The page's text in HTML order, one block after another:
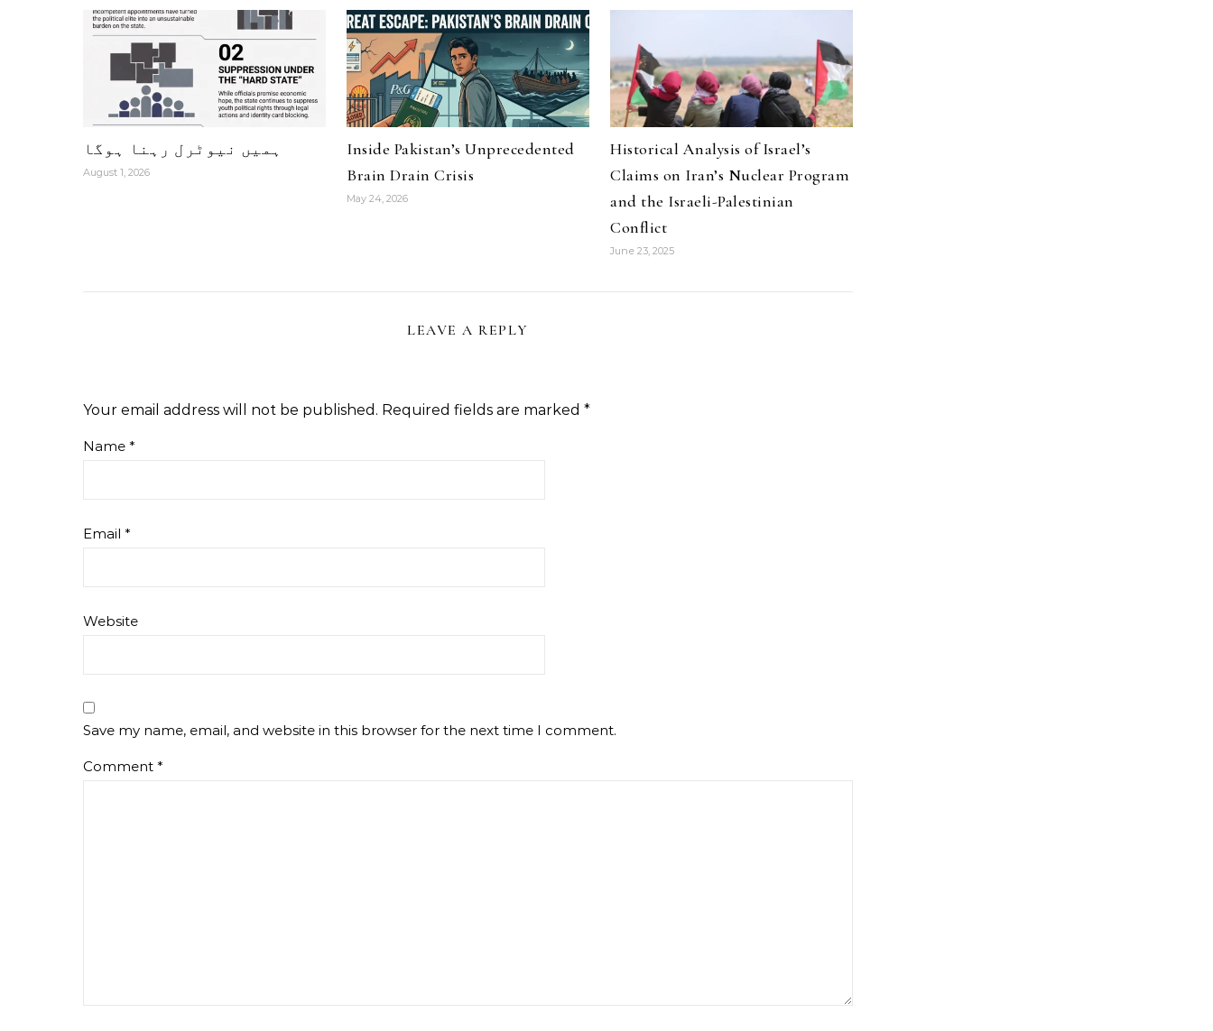
ہمیں نیوٹرل رہنا ہوگا
August 1, 2026
Inside Pakistan’s Unprecedented
Brain Drain Crisis
May 24, 2026
Historical Analysis of Israel’s
Claims on Iran’s Nuclear Program
and the Israeli-Palestinian
Conflict
June 23, 2025
LEAVE A REPLY
Your email address will not be published. Required fields are marked *
Name *
Email *
Website
Save my name, email, and website in this browser for the next time I comment.
Comment *